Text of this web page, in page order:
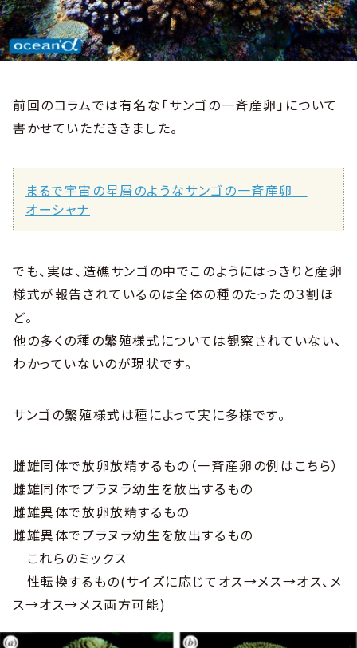
前回のコラムでは有名な「サンゴの一斉産卵」について
書かせていただききました。
まるで宇宙の星屑のようなサンゴの一斉産卵｜
オーシャナ
でも、実は、造礁サンゴの中でこのようにはっきりと産卵
様式が報告されているのは全体の種のたったの３割ほ
ど。
他の多くの種の繁殖様式については観察されていない、
わかっていないのが現状です。
サンゴの繁殖様式は種によって実に多様です。
雌雄同体で放卵放精するもの（一斉産卵の例はこちら）
雌雄同体でプラヌラ幼生を放出するもの
雌雄異体で放卵放精するもの
雌雄異体でプラヌラ幼生を放出するもの
これらのミックス
性転換するもの(サイズに応じてオス→メス→オス、メ
ス→オス→メス両方可能)